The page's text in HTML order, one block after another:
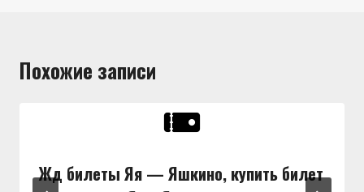
Похожие записи
Жд билеты Яя — Яшкино, купить билет